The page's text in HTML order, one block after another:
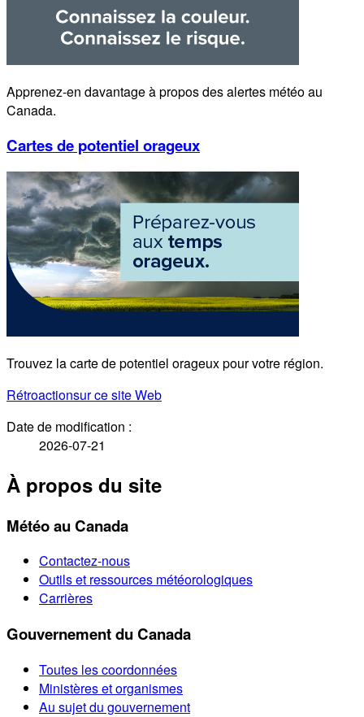
Apprenez-en davantage à propos des alertes météo au
Canada.
Cartes de potentiel orageux
Trouvez la carte de potentiel orageux pour votre région.
Rétroactionsur ce site Web
Date de modification :
2026-07-21
À propos du site
Météo au Canada
Contactez-nous
Outils et ressources météorologiques
Carrières
Gouvernement du Canada
Toutes les coordonnées
Ministères et organismes
Au sujet du gouvernement